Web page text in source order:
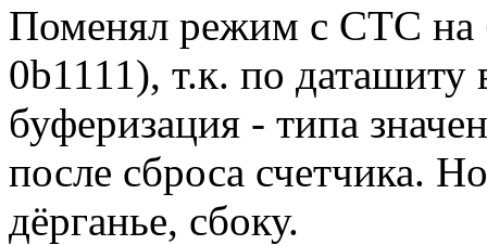
Поменял режим с CTC
0b1111), т.к. по
буферизация - типа
после сброса счетчика.
дёрганье, сбоку.